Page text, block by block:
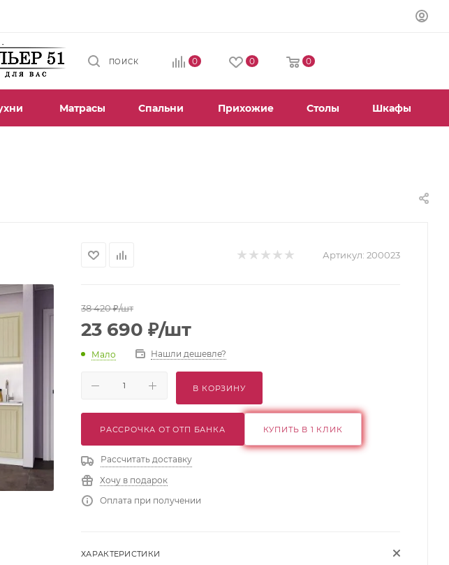
ПОИСК 0 0 0
Матрасы Спальни Прихожие Столы Шкафы
Артикул: 200023
38 420₽/шт
23 690 ₽/шт
Мало Нашли дешевле?
В КОРЗИНУ
РАССРОЧКА ОТ ОТП БАНКА КУПИТЬ В 1 КЛИК
Рассчитать доставку
Хочу в подарок
Оплата при получении
ХАРАКТЕРИСТИКИ